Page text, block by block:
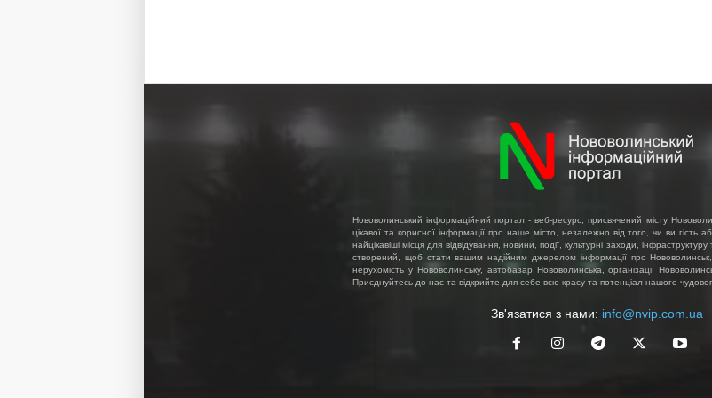
Нововолинський інформаційний портал - веб-ресурс, присвячений місту
цікавої та корисної інформації про наше місто, незалежно від того, чи ви гість
найцікавіші місця для відвідування, новини, події, культурні заходи,
створений, щоб стати вашим надійним джерелом інформації про
нерухомість у Нововолинську, автобазар Нововолинська, організації
Приєднуйтесь до нас та відкрийте для себе всю красу та потенціал нашого
Зв'язатися з нами: info@nvip.com.ua